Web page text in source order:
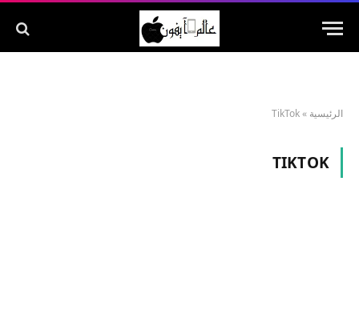
الرئيسية »
TikTok
TIKTOK